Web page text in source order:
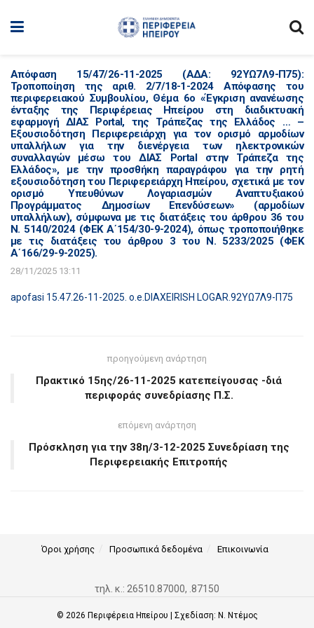
Απόφαση 15/47/26-11-2025 (ΑΔΑ: 92ΥΩ7Λ9-Π75):
Τροποποίηση της αριθ. 2/7/18-1-2024 Απόφασης του
περιφερειακού Συμβουλίου, Θέμα 6ο «Έγκριση ανανέωσης
ένταξης της Περιφέρειας Ηπείρου στη διαδικτυακή
εφαρμογή ΔΙΑΣ Portal, της Τράπεζας της Ελλάδος … –
Εξουσιοδότηση Περιφερειάρχη για τον ορισμό αρμοδίων
υπαλλήλων για την διενέργεια των ηλεκτρονικών
συναλλαγών μέσω του ΔΙΑΣ Portal στην Τράπεζα της
Ελλάδος», με την προσθήκη παραγράφου για την ρητή
εξουσιοδότηση του Περιφερειάρχη Ηπείρου, σχετικά με τον
ορισμό Υπευθύνων Λογαριασμών Αναπτυξιακού
Προγράμματος Δημοσίων Επενδύσεων» (αρμοδίων
υπαλλήλων), σύμφωνα με τις διατάξεις του άρθρου 36 του
Ν. 5140/2024 (ΦΕΚ Α΄154/30-9-2024), όπως τροποποιήθηκε
με τις διατάξεις του άρθρου 3 του Ν. 5233/2025 (ΦΕΚ
Α΄166/29-9-2025).
28/11/2025 13:11
apofasi 15.47.26-11-2025. o.e.DIAXEIRISH LOGAR.92ΥΩ7Λ9-Π75
προηγούμενη ανάρτηση
Πρακτικό 15ης/26-11-2025 κατεπείγουσας -διά
περιφοράς συνεδρίασης Π.Σ.
επόμενη ανάρτηση
Πρόσκληση για την 38η/3-12-2025 Συνεδρίαση της
Περιφερειακής Επιτροπής
Όροι χρήσης Προσωπικά δεδομένα Επικοινωνία
τηλ. κ.: 26510.87000, .87150
© 2026 Περιφέρεια Ηπείρου | Σχεδίαση: Ν. Ντέμος